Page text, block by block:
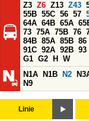
Z3 Z6 Z13 Z43
55B 55C 56 57
64A 64B 65A
73 75A 75B 76
84B 85A 85B 86
91C 92A 92B 93
G1 G2 H
W
N1A
N1B N2
N9
Linie